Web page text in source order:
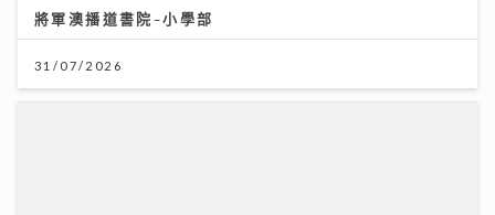
將軍澳播道書院-小學部
31/07/2026